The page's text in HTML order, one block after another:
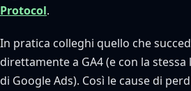
Protocol.
In pratica colleghi quello che
direttamente a GA4 (e con la
di Google Ads). Così le cause di